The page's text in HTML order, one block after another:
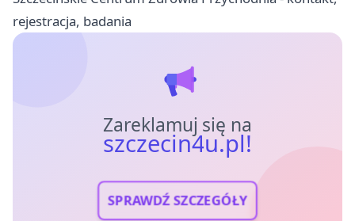
rejestracja, badania
Zareklamuj się na
szczecin4u.pl!
SPRAWDŹ SZCZEGÓŁY